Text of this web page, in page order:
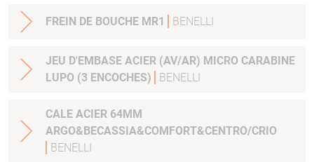
FREIN DE BOUCHE MR1 BENELLI
JEU D'EMBASE ACIER (AV/AR) MICRO CARABINE
LUPO (3 ENCOCHES)
BENELLI
CALE ACIER 64MM
ARGO&BECASSIA&COMFORT&CENTRO/CRIO
BENELLI